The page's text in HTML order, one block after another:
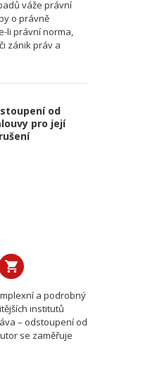
váže právní
o právně
li právní norma,
zánik práv a
od
pro její
a podrobný
institutů
– odstoupení od
se zaměřuje